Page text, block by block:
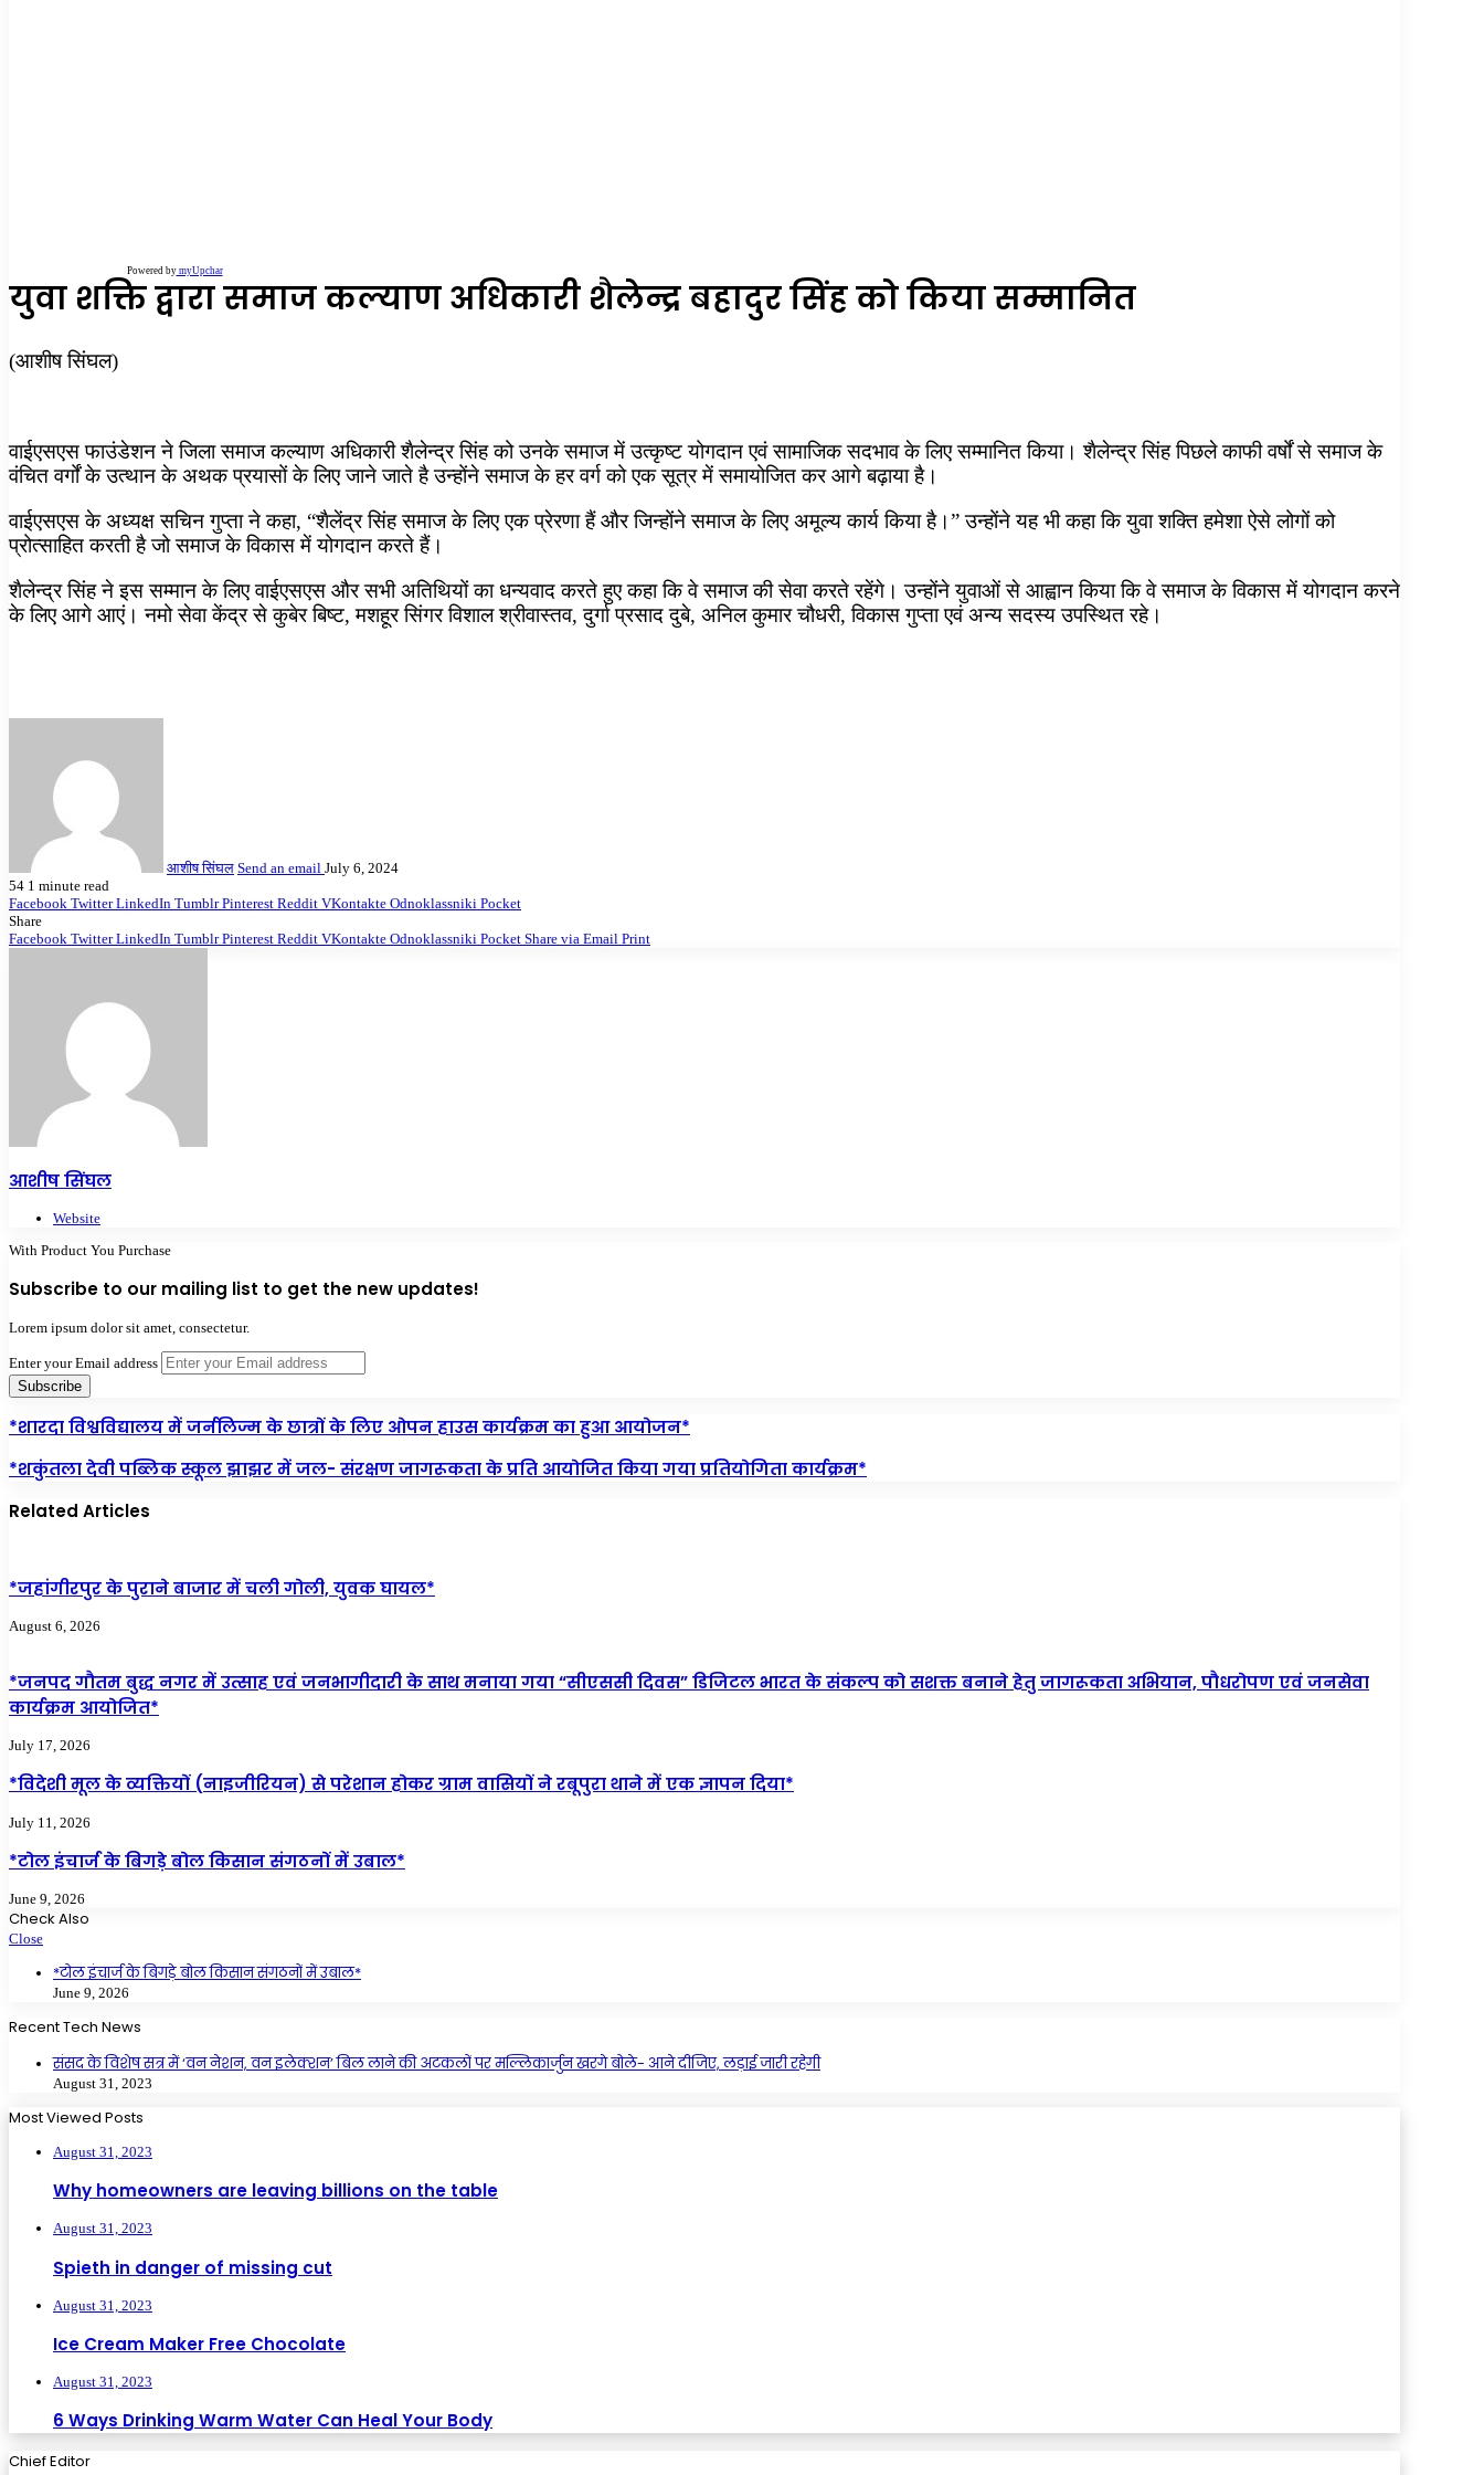
Powered bymyUpchar
युवा शक्ति द्वारा समाज कल्याण अधिकारी शैलेन्द्र बहादुर सिंह को किया सम्मानित
(आशीष सिंघल)
वाईएसएस फाउंडेशन ने जिला समाज कल्याण अधिकारी शैलेन्द्र सिंह को उनके समाज में उत्कृष्ट योगदान एवं सामाजिक सदभाव के लिए सम्मानित किया। शैलेन्द्र सिंह पिछले काफी वर्षों से समाज के
वंचित वर्गों के उत्थान के अथक प्रयासों के लिए जाने जाते है उन्होंने समाज के हर वर्ग को एक सूत्र में समायोजित कर आगे बढ़ाया है।
वाईएसएस के अध्यक्ष सचिन गुप्ता ने कहा, “शैलेंद्र सिंह समाज के लिए एक प्रेरणा हैं और जिन्होंने समाज के लिए अमूल्य कार्य किया है।” उन्होंने यह भी कहा कि युवा शक्ति हमेशा ऐसे लोगों को
प्रोत्साहित करती है जो समाज के विकास में योगदान करते हैं।
शैलेन्द्र सिंह ने इस सम्मान के लिए वाईएसएस और सभी अतिथियों का धन्यवाद करते हुए कहा कि वे समाज की सेवा करते रहेंगे। उन्होंने युवाओं से आह्वान किया कि वे समाज के विकास में योगदान करने
के लिए आगे आएं। नमो सेवा केंद्र से कुबेर बिष्ट, मशहूर सिंगर विशाल श्रीवास्तव, दुर्गा प्रसाद दुबे, अनिल कुमार चौधरी, विकास गुप्ता एवं अन्य सदस्य उपस्थित रहे।
आशीष सिंघल Send an email July 6, 2024
54 1 minute read
Facebook Twitter LinkedIn Tumblr Pinterest Reddit VKontakte Odnoklassniki Pocket
Share
Facebook Twitter LinkedIn Tumblr Pinterest Reddit VKontakte Odnoklassniki Pocket Share via Email Print
आशीष सिंघल
Website
With Product You Purchase
Subscribe to our mailing list to get the new updates!
Lorem ipsum dolor sit amet, consectetur.
Enter your Email address
*शारदा विश्वविद्यालय में जर्नलिज्म के छात्रों के लिए ओपन हाउस कार्यक्रम का हुआ आयोजन*
*शकुंतला देवी पब्लिक स्कूल झाझर में जल- संरक्षण जागरूकता के प्रति आयोजित किया गया प्रतियोगिता कार्यक्रम*
Related Articles
*जहांगीरपुर के पुराने बाजार में चली गोली, युवक घायल*
August 6, 2026
*जनपद गौतम बुद्ध नगर में उत्साह एवं जनभागीदारी के साथ मनाया गया “सीएससी दिवस” डिजिटल भारत के संकल्प को सशक्त बनाने हेतु जागरूकता अभियान, पौधरोपण एवं जनसेवा
कार्यक्रम आयोजित*
July 17, 2026
*विदेशी मूल के व्यक्तियों (नाइजीरियन) से परेशान होकर ग्राम वासियों ने रबूपुरा थाने में एक ज्ञापन दिया*
July 11, 2026
*टोल इंचार्ज के बिगड़े बोल किसान संगठनों में उबाल*
June 9, 2026
Check Also
Close
*टोल इंचार्ज के बिगड़े बोल किसान संगठनों में उबाल*
June 9, 2026
Recent Tech News
संसद के विशेष सत्र में ‘वन नेशन, वन इलेक्शन’ बिल लाने की अटकलों पर मल्लिकार्जुन खरगे बोले- आने दीजिए, लड़ाई जारी रहेगी
August 31, 2023
Most Viewed Posts
August 31, 2023
Why homeowners are leaving billions on the table
August 31, 2023
Spieth in danger of missing cut
August 31, 2023
Ice Cream Maker Free Chocolate
August 31, 2023
6 Ways Drinking Warm Water Can Heal Your Body
Chief Editor